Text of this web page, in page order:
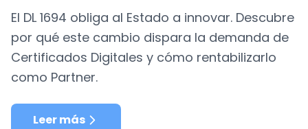
El DL 1694 obliga al Estado a innovar. Descubre
por qué este cambio dispara la demanda de
Certificados Digitales y cómo rentabilizarlo
como Partner.
Leer más